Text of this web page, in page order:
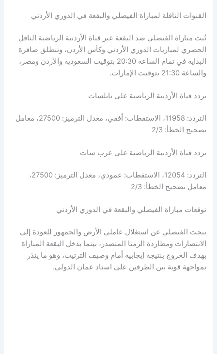
القنوات الناقلة لمباراة الفيصلي والبقعة في الدوري الأردني
تُبث مباراة الفيصلي ضد البقعة عبر قناة الأردنية الرياضية الناقل
الحصري لمباريات الدوري الأردني وكأس الأردن، وتنطلق صافرة
البداية في تمام الساعة 20:30 بتوقيت السعودية والأردن ومصر،
والساعة 21:30 بتوقيت الإمارات.
تردد قناة الأردنية الرياضية على نايلسات
التردد: 11958، الاستقطاب: أفقي، معدل الترميز: 27500، معامل
تصحيح الخطأ: 2/3
تردد قناة الأردنية الرياضية على عرب سات
التردد: 12054، الاستقطاب: عمودي، معدل الترميز: 27500،
معامل تصحيح الخطأ: 2/3
توقعات مباراة الفيصلي والبقعة في الدوري الأردني
يبحث الفيصلي عن استغلال عاملي الأرض والجمهور للعودة إلى
الانتصارات ومطاردة الرمثا المتصدر، بينما يدخل البقعة المباراة
بهدف الخروج بنتيجة إيجابية أمام وصيف الترتيب، وهو ما ينذر
بمواجهة قوية بين الطرفين على استاد عمان الدولي.